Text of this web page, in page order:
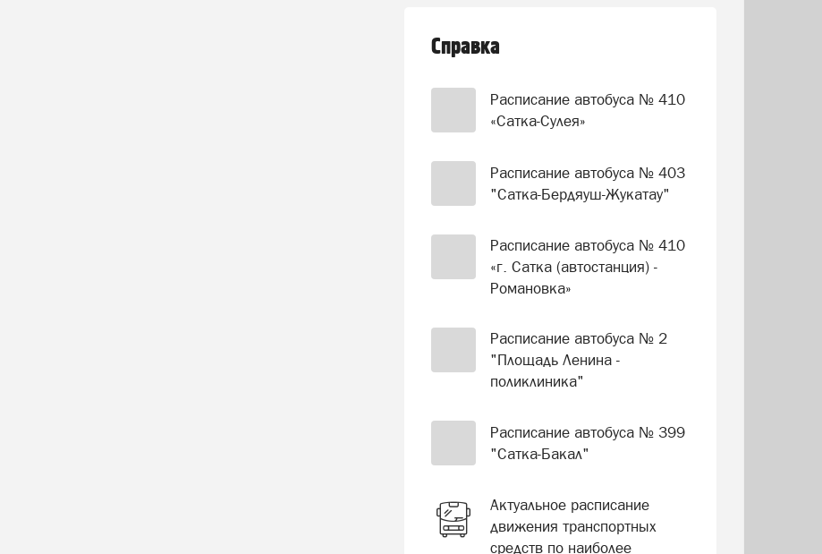
Справка
Расписание автобуса № 410
«Сатка-Сулея»
Расписание автобуса № 403
"Сатка-Бердяуш-Жукатау"
Расписание автобуса № 410
«г. Сатка (автостанция) -
Романовка»
Расписание автобуса № 2
"Площадь Ленина -
поликлиника"
Расписание автобуса № 399
"Сатка-Бакал"
Актуальное расписание
движения транспортных
средств по наиболее